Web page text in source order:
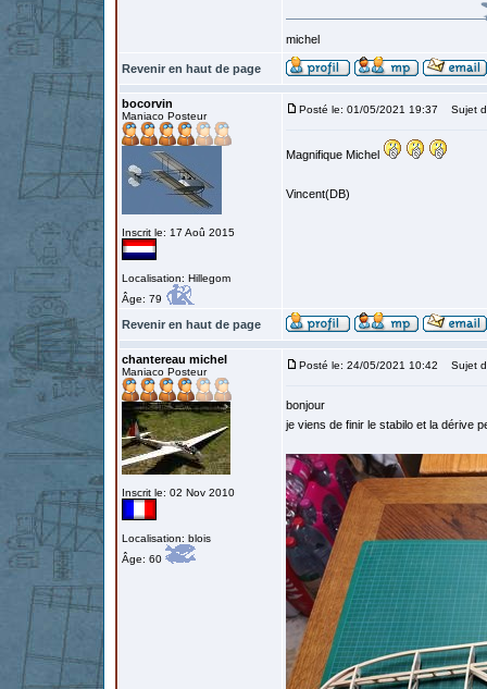
michel
Revenir en haut de page
bocorvin
Maniaco Posteur
Inscrit le: 17 Aoû 2015
Localisation: Hillegom
Âge: 79
Posté le: 01/05/2021 19:37 Sujet
Magnifique Michel
Vincent(DB)
Revenir en haut de page
chantereau michel
Maniaco Posteur
Inscrit le: 02 Nov 2010
Localisation: blois
Âge: 60
Posté le: 24/05/2021 10:42 Sujet
bonjour
je viens de finir le stabilo et la dérive